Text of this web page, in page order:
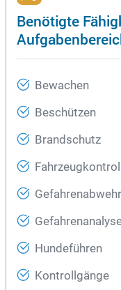
Benötigte
Bewachen
Beschützen
Brandschutz
Gefahrenabwehr
Hundeführen
Kontrollgänge